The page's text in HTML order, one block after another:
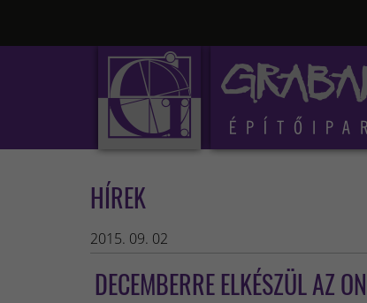
HÍREK
2015. 09. 02
DECEMBERRE ELKÉSZÜL AZ